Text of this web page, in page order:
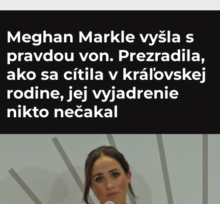
Meghan Markle vyšla s
pravdou von. Prezradila,
ako sa cítila v kráľovskej
rodine, jej vyjadrenie
nikto nečakal